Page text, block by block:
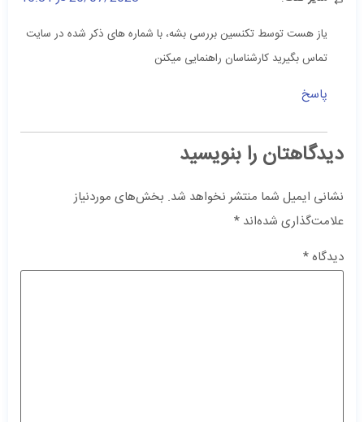
یاز هست توسط تکنسین بررسی بشه، با شماره های ذکر شده در سایت
تماس بگیرید کارشناسان راهنمایی میکنن
پاسخ
دیدگاهتان را بنویسید
نشانی ایمیل شما منتشر نخواهد شد. بخش‌های موردنیاز
علامت‌گذاری شده‌اند *
دیدگاه*